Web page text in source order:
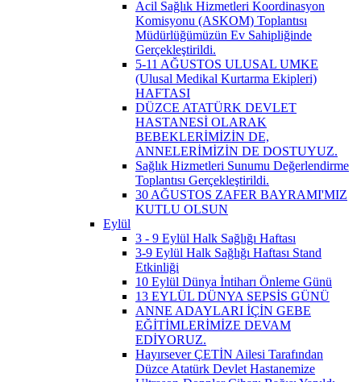
Acil Sağlık Hizmetleri Koordinasyon
Komisyonu (ASKOM) Toplantısı
Müdürlüğümüzün Ev Sahipliğinde
Gerçekleştirildi.
5-11 AĞUSTOS ULUSAL UMKE
(Ulusal Medikal Kurtarma Ekipleri)
HAFTASI
DÜZCE ATATÜRK DEVLET
HASTANESİ OLARAK
BEBEKLERİMİZİN DE,
ANNELERİMİZİN DE DOSTUYUZ.
Sağlık Hizmetleri Sunumu Değerlendirme
Toplantısı Gerçekleştirildi.
30 AĞUSTOS ZAFER BAYRAMI'MIZ
KUTLU OLSUN
Eylül
3 - 9 Eylül Halk Sağlığı Haftası
3-9 Eylül Halk Sağlığı Haftası Stand
Etkinliği
10 Eylül Dünya İntiharı Önleme Günü
13 EYLÜL DÜNYA SEPSİS GÜNÜ
ANNE ADAYLARI İÇİN GEBE
EĞİTİMLERİMİZE DEVAM
EDİYORUZ.
Hayırsever ÇETİN Ailesi Tarafından
Düzce Atatürk Devlet Hastanemize